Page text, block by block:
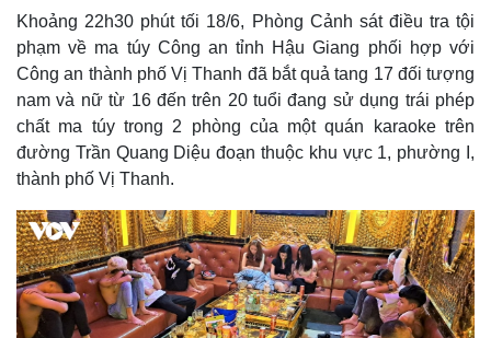
Khoảng 22h30 phút tối 18/6, Phòng Cảnh sát điều tra tội
phạm về ma túy Công an tỉnh Hậu Giang phối hợp với
Công an thành phố Vị Thanh đã bắt quả tang 17 đối tượng
nam và nữ từ 16 đến trên 20 tuổi đang sử dụng trái phép
chất ma túy trong 2 phòng của một quán karaoke trên
đường Trần Quang Diệu đoạn thuộc khu vực 1, phường I,
thành phố Vị Thanh.